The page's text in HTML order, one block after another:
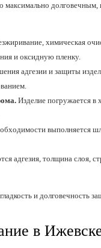
долговечным,
химическая
и оксидную пленку.
адгезии и защиты
Изделие погружается в
выполняется
адгезия, толщина слоя,
и долговечность
в